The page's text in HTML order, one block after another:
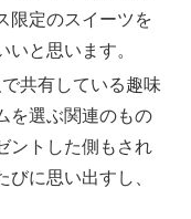
限定のスイーツを
と思います。
共有している趣味
を選ぶ関連のもの
ントした側もされ
に思い出すし、